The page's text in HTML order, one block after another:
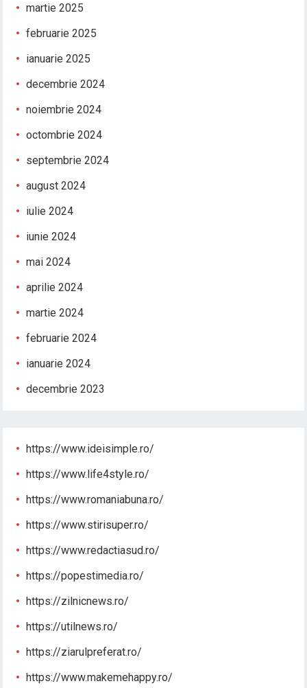
martie 2025
februarie 2025
ianuarie 2025
decembrie 2024
noiembrie 2024
octombrie 2024
septembrie 2024
august 2024
iulie 2024
iunie 2024
mai 2024
aprilie 2024
martie 2024
februarie 2024
ianuarie 2024
decembrie 2023
https://www.ideisimple.ro/
https://www.life4style.ro/
https://www.romaniabuna.ro/
https://www.stirisuper.ro/
https://www.redactiasud.ro/
https://popestimedia.ro/
https://zilnicnews.ro/
https://utilnews.ro/
https://ziarulpreferat.ro/
https://www.makemehappy.ro/